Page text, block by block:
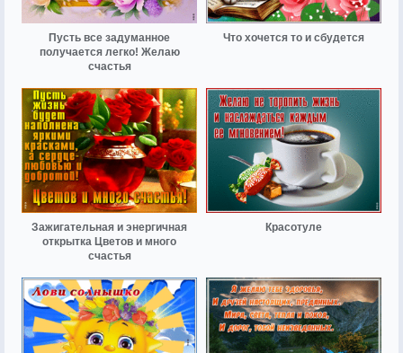
Пусть все задуманное
получается легко! Желаю
счастья
Что хочется то и сбудется
Зажигательная и энергичная
открытка Цветов и много
счастья
Красотуле